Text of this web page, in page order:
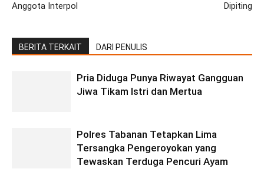
Anggota Interpol
Dipiting
BERITA TERKAIT DARI PENULIS
Pria Diduga Punya Riwayat Gangguan
Jiwa Tikam Istri dan Mertua
Polres Tabanan Tetapkan Lima
Tersangka Pengeroyokan yang
Tewaskan Terduga Pencuri Ayam